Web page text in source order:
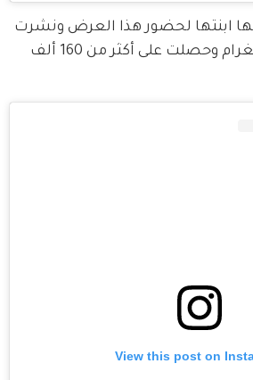
ابنتها لحضور هذا العرض ونشرت
صورة لهما على إنستغرام وحصلت على أكثر من 160 ألف
View this post on